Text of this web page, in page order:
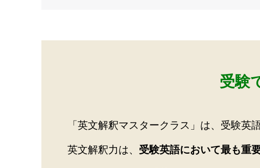
受験
「英文解釈マスタークラス」は、受験英
英文解釈力は、 受験英語において最も重